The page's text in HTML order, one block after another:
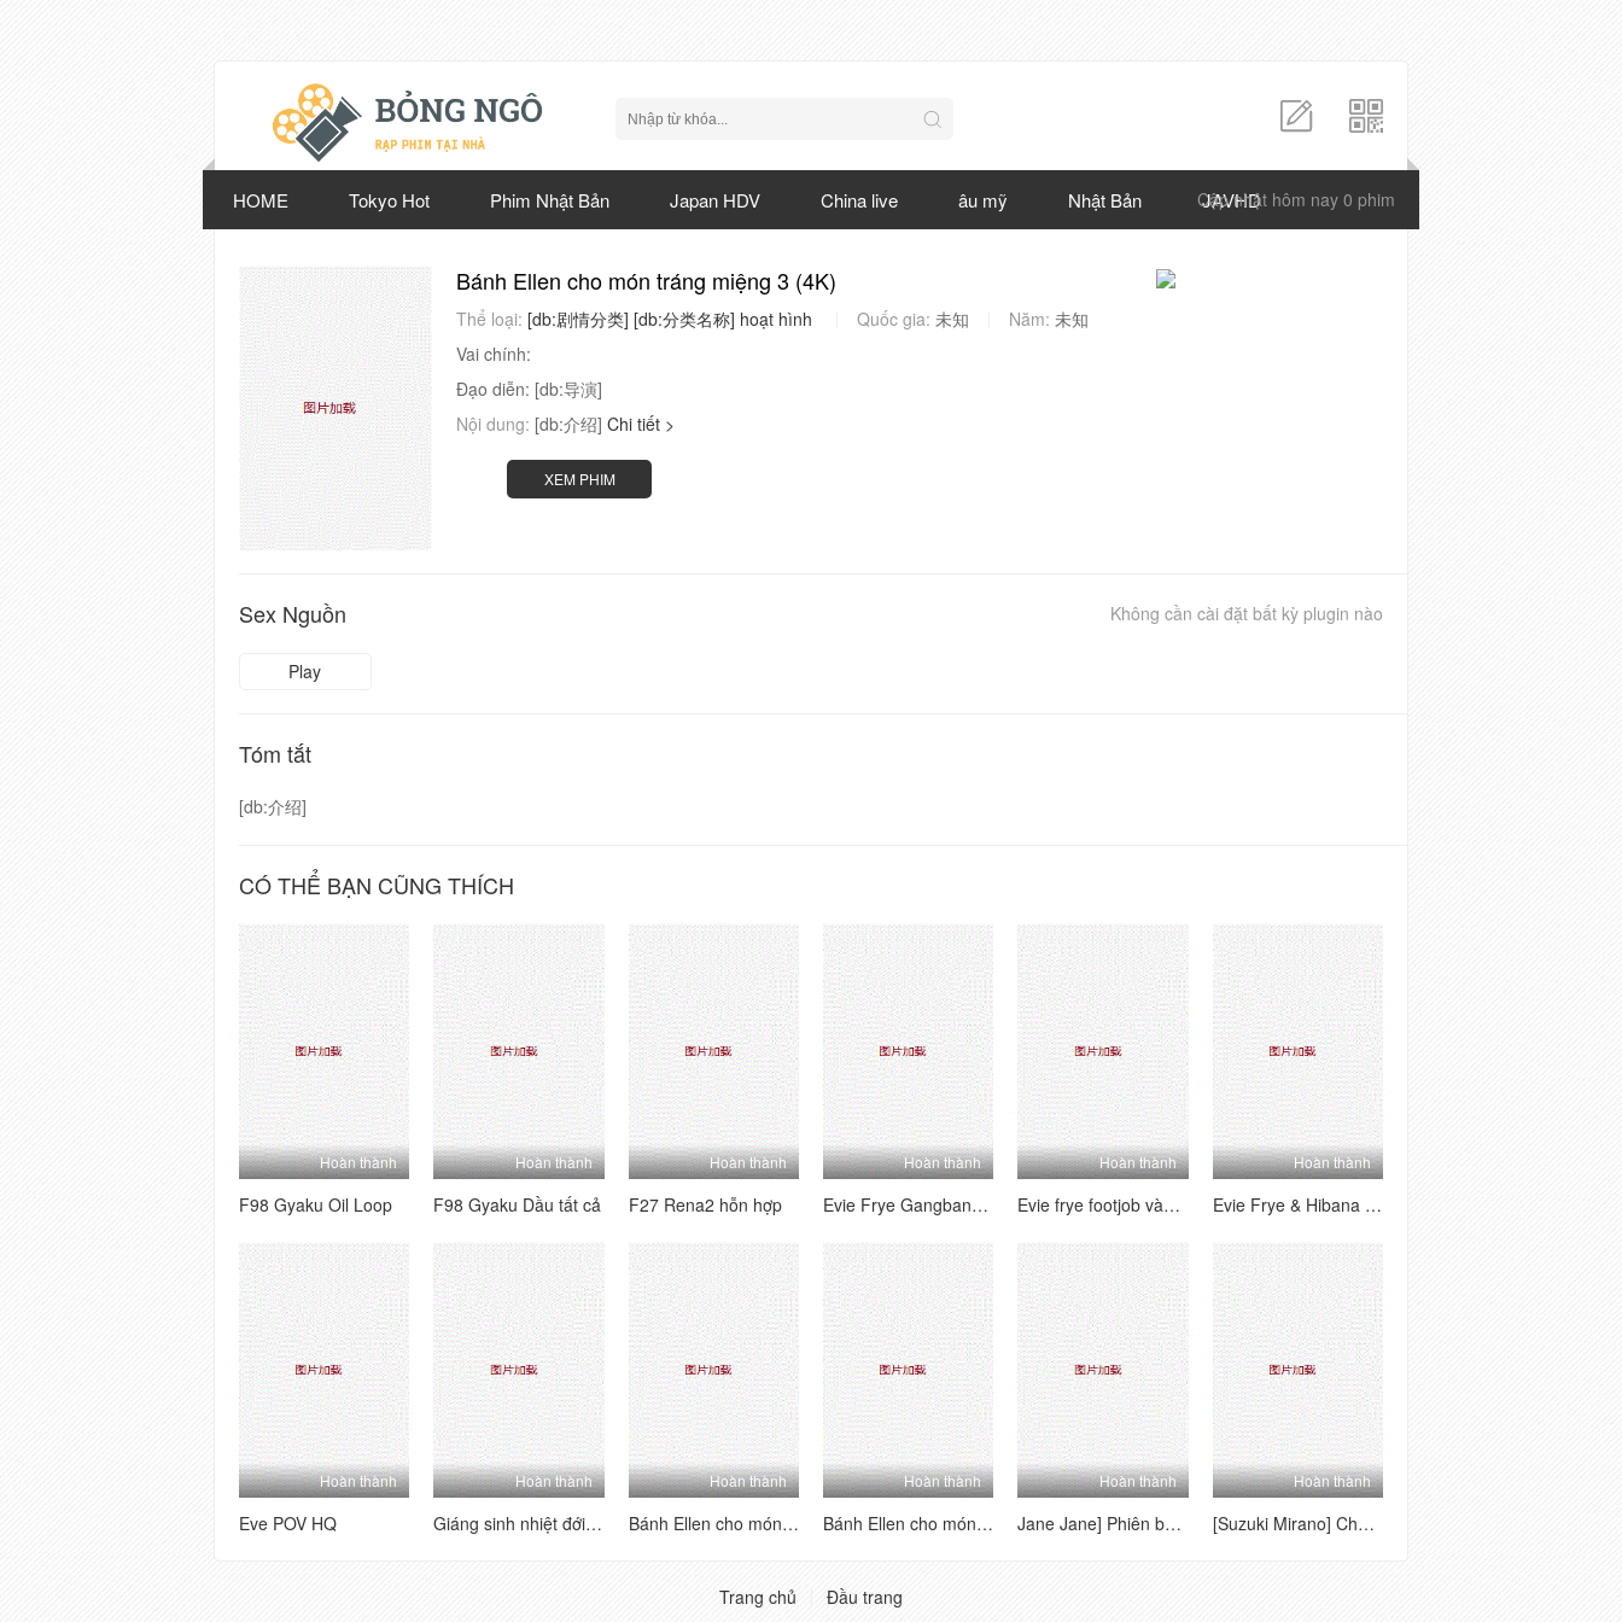
Cập nhật hôm nay 0 phim
HOME Tokyo Hot Phim Nhật Bản Japan HDV China live âu mỹ Nhật Bản JAVHD
Bánh Ellen cho món tráng miệng 3 (4K)
Thể loại: [db:剧情分类] [db:分类名称] hoạt hình Quốc gia: 未知 Năm: 未知
Vai chính:
Đạo diễn: [db:导演]
Nội dung: [db:介绍] Chi tiết >
XEM PHIM
Không cần cài đặt bất kỳ plugin nào
Sex Nguồn
Play
Tóm tắt
[db:介绍]
CÓ THỂ BẠN CŨNG THÍCH
Hoàn thành
F98 Gyaku Oil Loop
Hoàn thành
F98 Gyaku Dầu tất cả
Hoàn thành
F27 Rena2 hỗn hợp
Hoàn thành
Evie Frye Gangbang Footfuck
Hoàn thành
Evie frye footjob vào miệng Hibana
Hoàn thành
Evie Frye & Hibana Double Footjob
Hoàn thành
Eve POV HQ
Hoàn thành
Giáng sinh nhiệt đới của Ellie
Hoàn thành
Bánh Ellen cho món tráng miệng 4 (4K)
Hoàn thành
Bánh Ellen cho món tráng miệng 3 (4K)
Hoàn thành
Jane Jane] Phiên bản đặc biệt của Amakano
Hoàn thành
[Suzuki Mirano] Chăn nuôi × cô ấy kết thúc thiên thần của cô ấy
Trang chủ
Đầu trang